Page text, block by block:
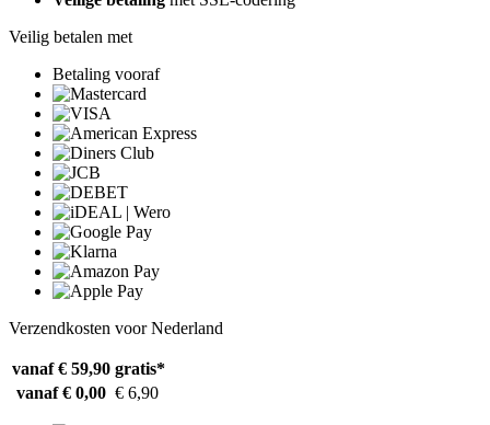
Veilig betalen met
Betaling vooraf
Verzendkosten voor Nederland
vanaf € 59,90 gratis*
vanaf € 0,00 € 6,90